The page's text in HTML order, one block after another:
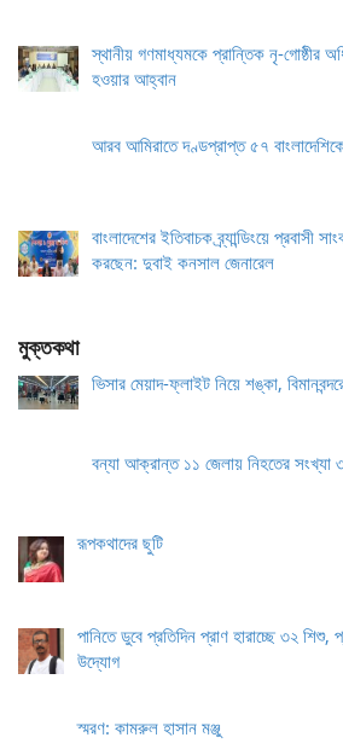
স্থানীয় গণমাধ্যমকে প্রান্তিক নৃ-গোষ্ঠীর
হওয়ার আহ্বান
আরব আমিরাতে দণ্ডপ্রাপ্ত ৫৭
বাংলাদেশের ইতিবাচক ব্র্যান্ডিংয়ে প্রবাসী
করছেন: দুবাই কনসাল জেনারেল
মুক্তকথা
ভিসার মেয়াদ-ফ্লাইট নিয়ে শঙ্কা,
বন্যা আক্রান্ত ১১ জেলায় নিহতের সংখ্যা
রূপকথাদের ছুটি
পানিতে ডুবে প্রতিদিন প্রাণ হারাচ্ছে ৩২ শিশু,
উদ্যোগ
স্মরণ: কামরুল হাসান মঞ্জু